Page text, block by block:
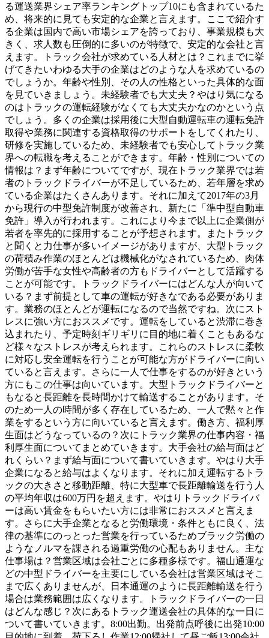
る運送業界シェア率ランキングトップ10にも含まれているた
め、将来的に見ても安定的な企業と言えます。ここで紹介す
る企業は国内で高い市場シェアを誇っており、事業規模も大
きく、求人数も圧倒的に多いのが特徴で、安定的な会社と言
えます。トラック会社が求めている人材とは？これまでに挙
げてきたいわゆる大手の企業はどのような人を求めているの
でしょうか。年齢や性別、その人の性格といった具体的な面
を見ていきましょう。未経験者でも大丈夫？やはり気になる
のはトラックの運転経験がなくても大丈夫かなのかという点
でしょう。多くの企業は採用後に大型自動運転車の運転免許
取得や業務に関連する資格取得のサポートをしてくれたり、
研修を実施しているため、未経験者でも安心してトラック業
界への転職を考えることができます。年齢・性別についての
情報は？まず年齢についてですが、現在トラック業界では若
者のトラックドライバーが不足しているため、若年層を求め
ている企業はたくさんあります。それに加えて2017年の3月
から現行の中型免許制度が改善され、新たに「準中型自動車
免許」導入が行われます。これにより今まで以上に企業側が
若者を率先的に採用することが予想されます。またトラック
と聞くと力仕事が多いイメージがありますが、大型トラック
の荷積み作業のほとんどは機械化がなされているため、肉体
労働が苦手な女性や高齢者の方もドライバーとして活躍する
ことが可能です。トラックドライバーにはどんな人が向いて
いる？まず前提として車の運転が好きなである必要がありま
す。業務のほとんどが運転になるので当然ですね。次にスト
レスに強い方におススメです。運転をしていると渋滞に巻き
込まれたり、予定時刻ギリギリに目的地に着くこともあるな
ど様々なストレスが考えられます。これらのストレスに柔軟
に対応し安全運転を行うことが可能な方がドライバーに向い
ていると言えます。さらに一人で仕事をするのが好きという
方にもこの仕事は向いています。大型トラックドライバーと
もなると長距離を長時間かけて輸送することがあります。そ
のため一人の時間が多く存在しているため、一人で黙々と作
業をするという方に向いていると言えます。働き方、福利厚
生面はどうなっているの？次にトラック業界の仕事内容・福
利厚生面についてまとめていきます。大手会社の給与面はど
れくらい？まず給与面について書いていきます。やはり大手
企業になると給与はよくなります。それに加え運転するトラ
ックの大きさと移動距離、特に大型車で長距離輸送を行う人
の平均年収は600万円を超えます。やはりトラックドライバ
ーは高い賃金をもらいたい方には非常におススメと言えま
す。さらに大手企業となると労働環境・条件ともに良く、法
律の基準にのっとった営業を行っているためブラック労働の
ようなノルマを課される過重労働の心配もありません。主な
仕事場は？営業区域は会社ごとに多種多様です。福山通運な
どの中型ドライバーを主要にしている会社は営業区域はそこ
まで広くありませんが、日本通運のように長距離輸送を行う
場合は業務範囲は広くなります。トラックドライバーの一日
はどんな感じ？次にあるトラック運送会社の具体的な一日に
ついて書いていきます。8:00出勤。出発前点呼後に出発10:00